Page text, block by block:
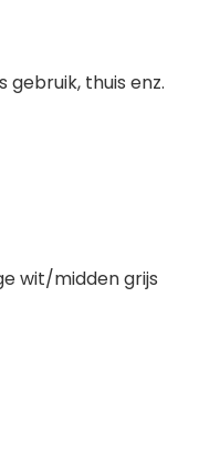
gebruik, thuis enz.
wit/midden grijs